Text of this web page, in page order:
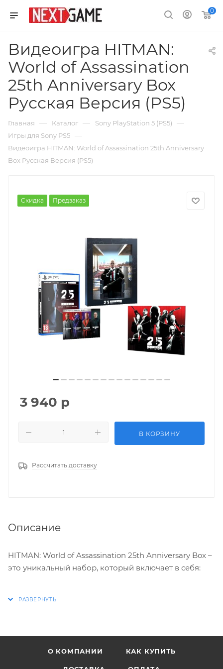
0
Видеоигра HITMAN:
World of Assassination
25th Anniversary Box
Русская Версия (PS5)
Главная — Каталог — Sony PlayStation 5 (PS5) —
Игры для Sony PS5 —
Видеоигра HITMAN: World of Assassination 25th Anniversary
Box Русская Версия (PS5)
Скидка Предзаказ
3 940 р
В КОРЗИНУ
Рассчитать доставку
Описание
HITMAN: World of Assassination 25th Anniversary Box –
это уникальный набор, который включает в себя:
- Линзовидная карта Hitman: к 25-летнему юбилею
О КОМПАНИИ КАК КУПИТЬ